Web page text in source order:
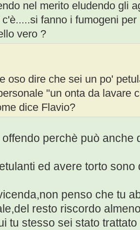
nel merito eludendo gli
fanno i fumogeni
vero ?
oso dire che sei un po'
"un onta da lavare
dice Flavio?
offendo perchè può anche
ed avere torto
penso che tu
resto riscordo
tu stesso sei stato